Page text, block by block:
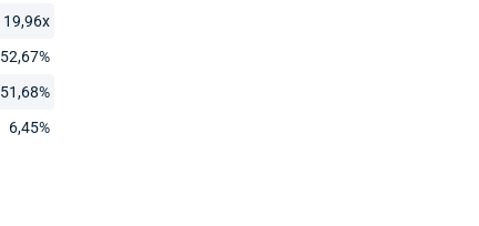
19,96x
52,67%
51,68%
6,45%